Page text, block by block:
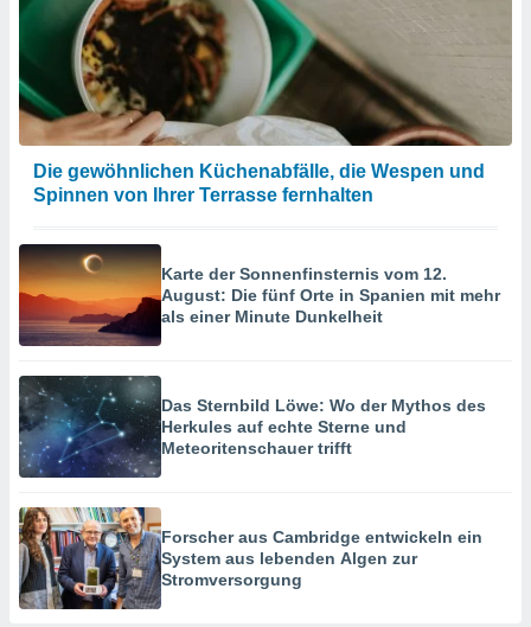
Die gewöhnlichen Küchenabfälle, die Wespen und
Spinnen von Ihrer Terrasse fernhalten
Karte der Sonnenfinsternis vom 12.
August: Die fünf Orte in Spanien mit mehr
als einer Minute Dunkelheit
Das Sternbild Löwe: Wo der Mythos des
Herkules auf echte Sterne und
Meteoritenschauer trifft
Forscher aus Cambridge entwickeln ein
System aus lebenden Algen zur
Stromversorgung